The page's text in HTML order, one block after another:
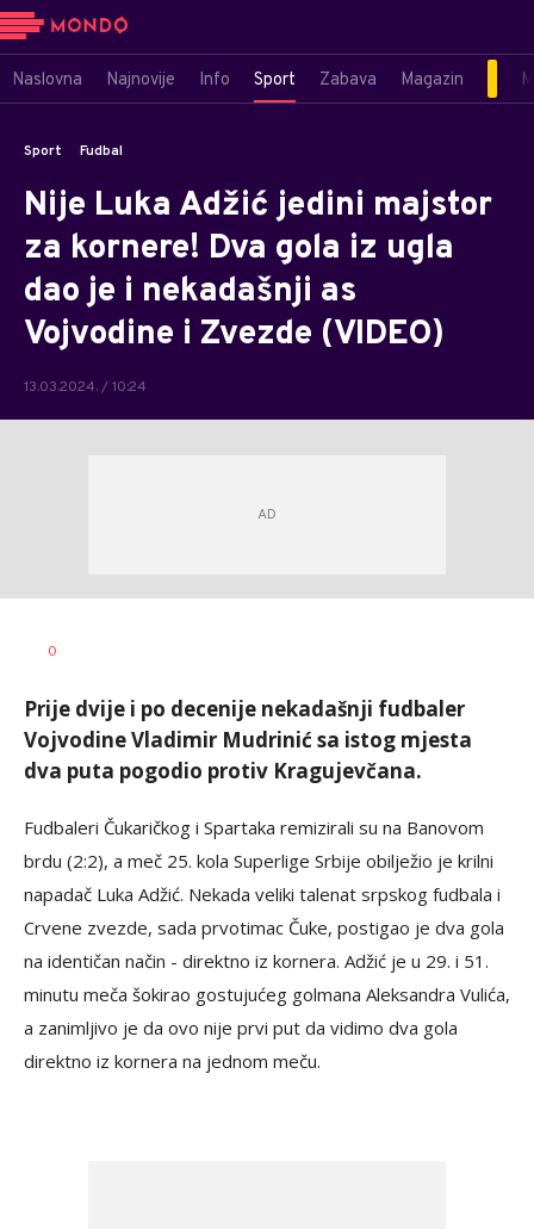
Naslovna Najnovije Info Sport Zabava Magazin
Sport Fudbal
Nije Luka Adžić jedini majstor
za kornere! Dva gola iz ugla
dao je i nekadašnji as
Vojvodine i Zvezde (VIDEO)
13.03.2024. / 10:24
AUTOR
0
Prije dvije i po decenije nekadašnji fudbaler
Vojvodine Vladimir Mudrinić sa istog mjesta
dva puta pogodio protiv Kragujevčana.
Fudbaleri Čukaričkog i Spartaka remizirali su na Banovom
brdu (2:2), a meč 25. kola Superlige Srbije obilježio je krilni
napadač Luka Adžić. Nekada veliki talenat srpskog fudbala i
Crvene zvezde, sada prvotimac Čuke, postigao je dva gola
na identičan način - direktno iz kornera. Adžić je u 29. i 51.
minutu meča šokirao gostujućeg golmana Aleksandra Vulića,
a zanimljivo je da ovo nije prvi put da vidimo dva gola
direktno iz kornera na jednom meču.